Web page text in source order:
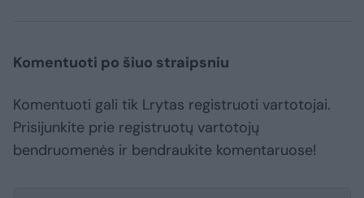
Komentuoti po šiuo straipsniu
Komentuoti gali tik Lrytas registruoti vartotojai.
Prisijunkite prie registruotų vartotojų
bendruomenės ir bendraukite komentaruose!